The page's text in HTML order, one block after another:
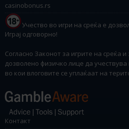
casinobonus.rs
Учество во игри на среќа е
Играј одговорно!
Согласно Законот за игрите на среќа
дозволено физичко лице да учествува
во кои влоговите се уплаќаат на
Контакт